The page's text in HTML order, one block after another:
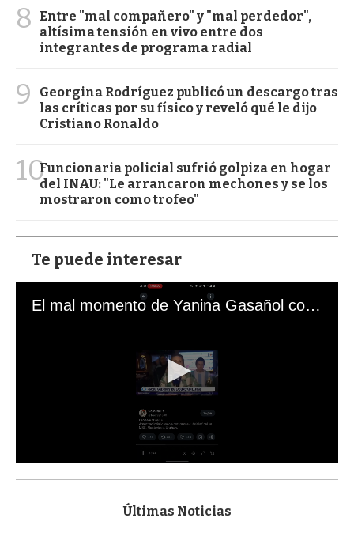
8
Entre "mal compañero" y "mal perdedor",
altísima tensión en vivo entre dos
integrantes de programa radial
9
Georgina Rodríguez publicó un descargo tras
las críticas por su físico y reveló qué le dijo
Cristiano Ronaldo
10Funcionaria policial sufrió golpiza en hogar
del INAU: "Le arrancaron mechones y se los
mostraron como trofeo"
Te puede interesar
El mal momento de Yanina Gasañol con un hincha argentino en "Subrayado"
s
Últimas Noticias